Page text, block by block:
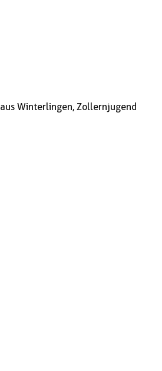
Winterlingen, Zollernjugend